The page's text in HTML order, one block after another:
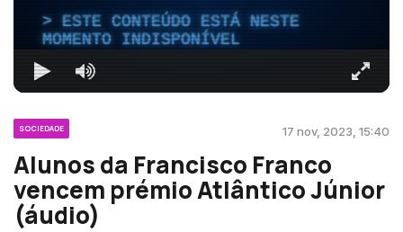
ESTE CONTEÚDO ESTÁ NESTE
MOMENTO INDISPONÍVEL
SOCIEDADE 17 nov, 2023, 15:40
Alunos da Francisco Franco
vencem prémio Atlântico Júnior
(áudio)